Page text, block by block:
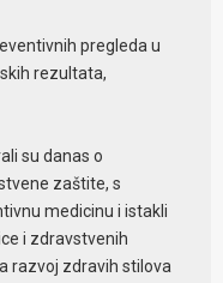
pregleda u
rezultata,
su danas o
zaštite, s
medicinu i istakli
i zdravstvenih
razvoj zdravih stilova